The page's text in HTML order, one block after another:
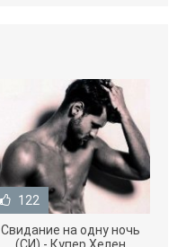
122
Свидание на одну ночь